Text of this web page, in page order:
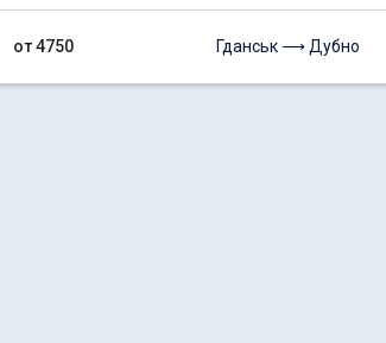
от 4750 Гданськ ⟶ Дубно